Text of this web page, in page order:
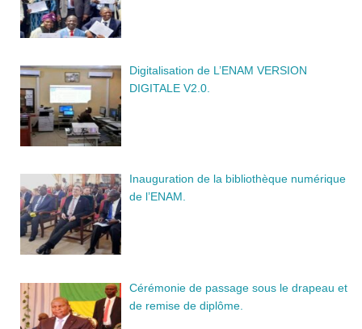
Digitalisation de L’ENAM VERSION
DIGITALE V2.0.
Inauguration de la bibliothèque numérique
de l’ENAM.
Cérémonie de passage sous le drapeau et
de remise de diplôme.